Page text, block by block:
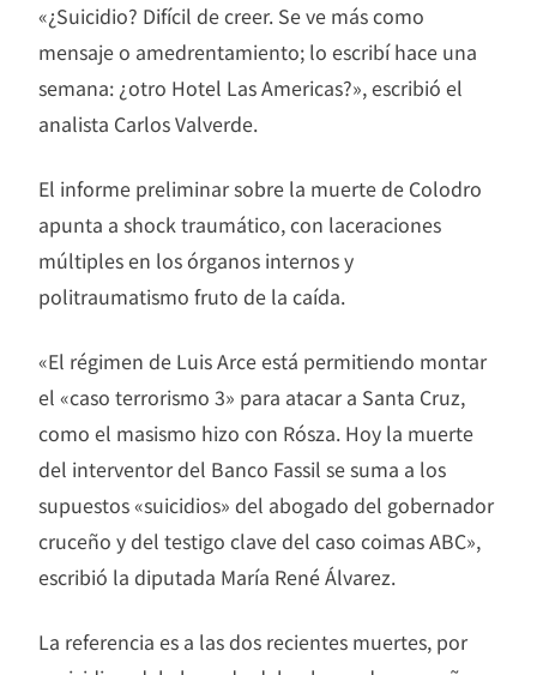
«¿Suicidio? Difícil de creer. Se ve más como
mensaje o amedrentamiento; lo escribí hace una
semana: ¿otro Hotel Las Americas?», escribió el
analista Carlos Valverde.
El informe preliminar sobre la muerte de Colodro
apunta a shock traumático, con laceraciones
múltiples en los órganos internos y
politraumatismo fruto de la caída.
«El régimen de Luis Arce está permitiendo montar
el «caso terrorismo 3» para atacar a Santa Cruz,
como el masismo hizo con Rósza. Hoy la muerte
del interventor del Banco Fassil se suma a los
supuestos «suicidios» del abogado del gobernador
cruceño y del testigo clave del caso coimas ABC»,
escribió la diputada María René Álvarez.
La referencia es a las dos recientes muertes, por